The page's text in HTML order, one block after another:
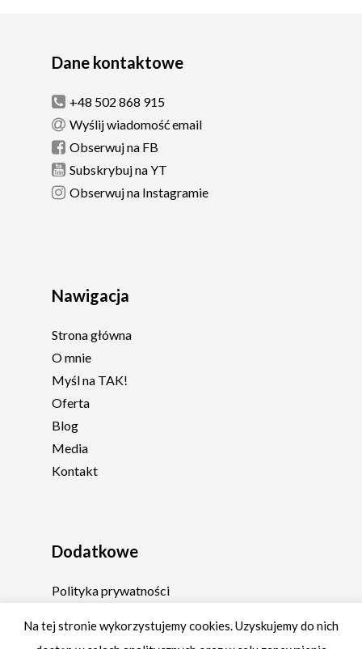
Dane kontaktowe
+48 502 868 915
Wyślij wiadomość email
Obserwuj na FB
Subskrybuj na YT
Obserwuj na Instagramie
Nawigacja
Strona główna
O mnie
Myśl na TAK!
Oferta
Blog
Media
Kontakt
Dodatkowe
Polityka prywatności
Na tej stronie wykorzystujemy cookies. Uzyskujemy do nich